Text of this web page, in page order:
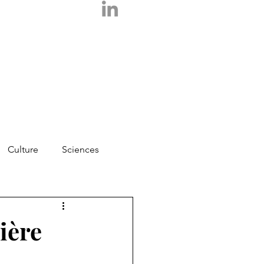
Culture Sciences
Photos Essais
Logos